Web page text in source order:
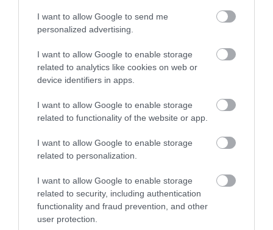
I want to allow Google to send me
personalized advertising.
I want to allow Google to enable storage
related to analytics like cookies on web or
device identifiers in apps.
I want to allow Google to enable storage
related to functionality of the website or app.
I want to allow Google to enable storage
related to personalization.
I want to allow Google to enable storage
related to security, including authentication
functionality and fraud prevention, and other
user protection.
Nicoleta Ionescu/Shutterstock.com
Ezt is olvasd el!
Hideg víz vagy langyos zuhany? Így
a klíma hatékonyságát, kellemetlen szagot okozhat,
és nem tesz jót a beltéri levegő minőségének sem.
Ha a légkondi egész nap dolgozik a hőségben,
különösen fontos, hogy tiszta szűrővel és megfelelő